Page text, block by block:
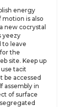
energy
motion is also
new cocrystal
yeezy
to leave
the
site. Keep up
tacit
be accessed
assembly in
of surface